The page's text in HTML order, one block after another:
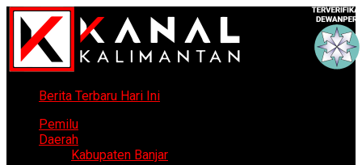
Berita Terbaru Hari Ini
Pemilu
Daerah
Kabupaten Banjar